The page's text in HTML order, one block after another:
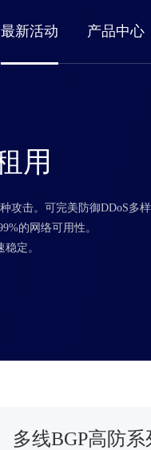
最新活动 产品中心
用
攻击。可完美防御DDoS多
的网络可用性。
定。
多线BGP高防系